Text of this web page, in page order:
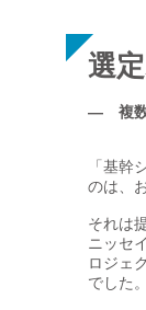
選
— 複数
「基幹
のは、
それは
ニッセ
ロジェ
でした。